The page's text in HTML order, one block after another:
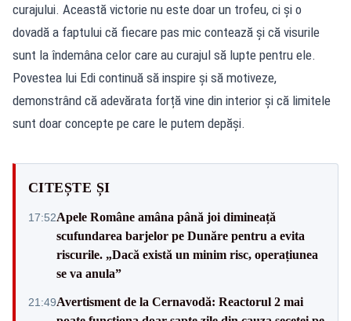
curajului. Această victorie nu este doar un trofeu, ci și o
dovadă a faptului că fiecare pas mic contează și că visurile
sunt la îndemâna celor care au curajul să lupte pentru ele.
Povestea lui Edi continuă să inspire și să motiveze,
demonstrând că adevărata forță vine din interior și că limitele
sunt doar concepte pe care le putem depăși.
CITEȘTE ȘI
17:52Apele Române amâna până joi dimineață
scufundarea barjelor pe Dunăre pentru a evita
riscurile. „Dacă există un minim risc, operațiunea
se va anula”
21:49Avertisment de la Cernavodă: Reactorul 2 mai